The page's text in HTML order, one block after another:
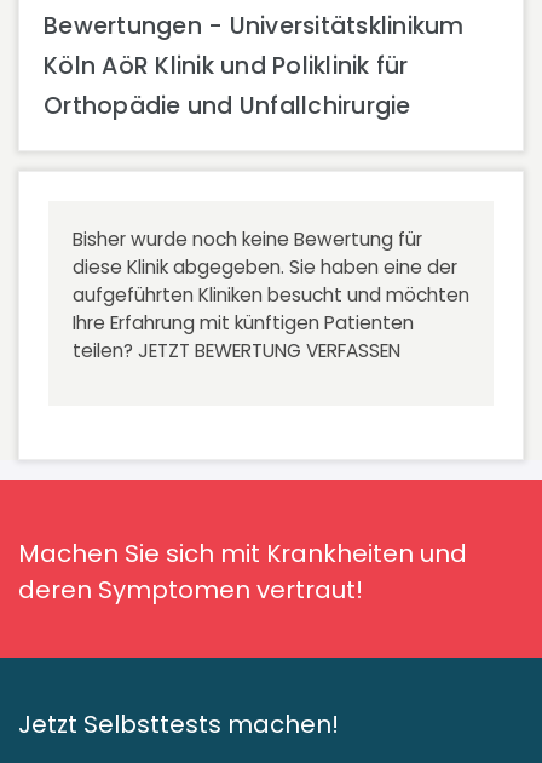
Bewertungen - Universitätsklinikum
Köln AöR Klinik und Poliklinik für
Orthopädie und Unfallchirurgie
Bisher wurde noch keine Bewertung für
diese Klinik abgegeben. Sie haben eine der
aufgeführten Kliniken besucht und möchten
Ihre Erfahrung mit künftigen Patienten
teilen? JETZT BEWERTUNG VERFASSEN
Machen Sie sich mit Krankheiten und
deren Symptomen vertraut!
Jetzt Selbsttests machen!